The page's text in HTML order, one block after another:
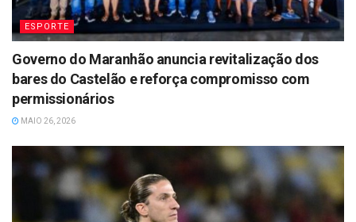
ESPORTE
Governo do Maranhão anuncia revitalização dos
bares do Castelão e reforça compromisso com
permissionários
MAIO 26, 2026